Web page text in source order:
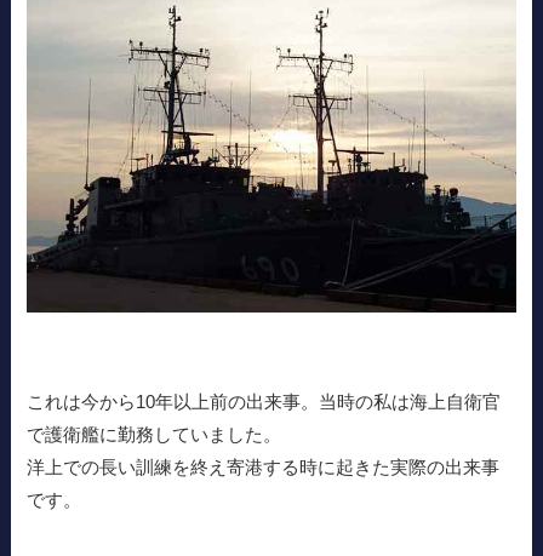
これは今から10年以上前の出来事。当時の私は海上自衛官
で護衛艦に勤務していました。
洋上での長い訓練を終え寄港する時に起きた実際の出来事
です。